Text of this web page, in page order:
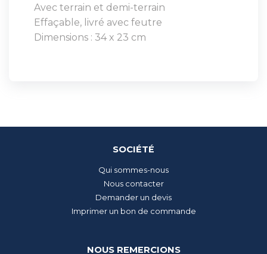
Avec terrain et demi-terrain
Effaçable, livré avec feutre
Dimensions : 34 x 23 cm
SOCIÉTÉ
Qui sommes-nous
Nous contacter
Demander un devis
Imprimer un bon de commande
NOUS REMERCIONS